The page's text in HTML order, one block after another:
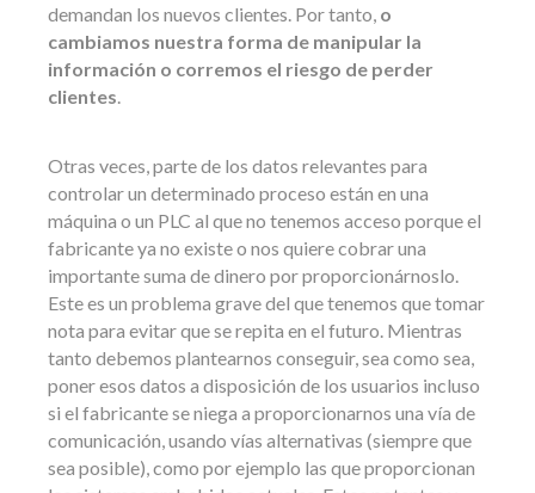
demandan los nuevos clientes. Por tanto, o
cambiamos nuestra forma de manipular la
información o corremos el riesgo de perder
clientes
Otras veces, parte de los datos relevantes para
controlar un determinado proceso están en una
máquina o un PLC al que no tenemos acceso porque el
fabricante ya no existe o nos quiere cobrar una
importante suma de dinero por proporcionárnoslo.
Este es un problema grave del que tenemos que tomar
nota para evitar que se repita en el futuro. Mientras
tanto debemos plantearnos conseguir, sea como sea,
poner esos datos a disposición de los usuarios incluso
si el fabricante se niega a proporcionarnos una vía de
comunicación, usando vías alternativas (siempre que
sea posible), como por ejemplo las que proporcionan